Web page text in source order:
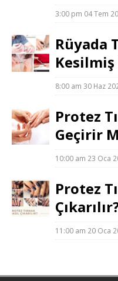
3:00 pm 04 Tem
Rüyada
Kesilmiş
8:00 am 30 Haz
Protez
Geçirir
10:00 am 23 Oca
Protez
11:00 am 20 Oca